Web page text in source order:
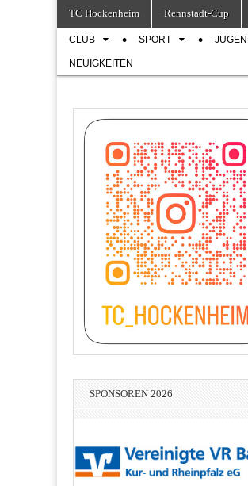
Main
menu
content
TC Hockenheim Rennstadt-Cup
SubCLUB SPORT
NEUIGKEITEN
SPONSOREN 2026